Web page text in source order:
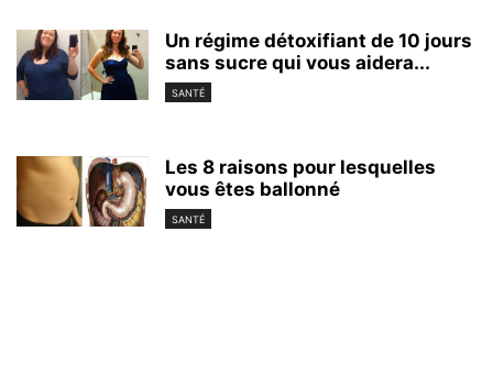
Un régime détoxifiant de 10 jours
sans sucre qui vous aidera...
SANTÉ
Les 8 raisons pour lesquelles
vous êtes ballonné
SANTÉ